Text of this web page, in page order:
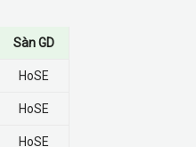
Sàn GD
HoSE
HoSE
HoSE